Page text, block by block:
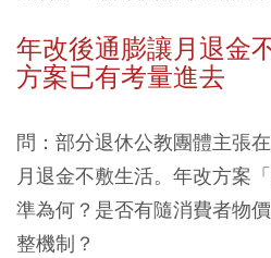
年改後通膨讓月退
方案已有考量進去
問：部分退休公教團體主張
月退金不敷生活。年改方案
準為何？是否有隨消費者物
整機制？